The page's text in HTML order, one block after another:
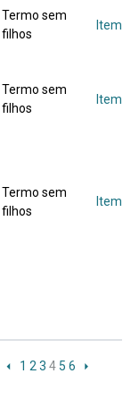
Termo sem
filhos
Item
Termo sem
filhos
Item
Termo sem
filhos
Item
1 2 3 4 5 6